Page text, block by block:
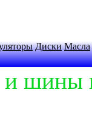
Диски Масла
шины